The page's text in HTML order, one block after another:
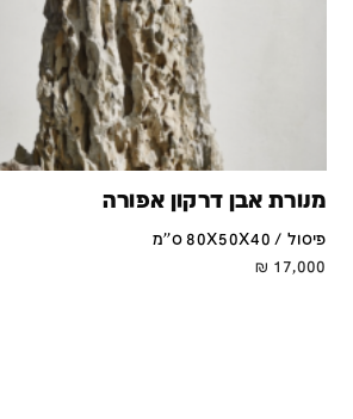
מנורת אבן דרקון אפורה
פיסול / 80X50X40 ס''מ
17,000
₪